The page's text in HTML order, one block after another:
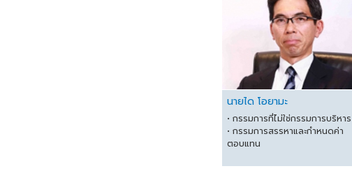
นายได โอยามะ
• กรรมการที่ไม่ใช่กรรมการบริหาร
• กรรมการสรรหาและกำหนดค่า
ตอบแทน